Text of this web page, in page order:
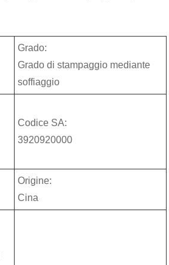
Grado:
Grado di stampaggio mediante
soffiaggio
Codice SA:
3920920000
Origine:
Cina